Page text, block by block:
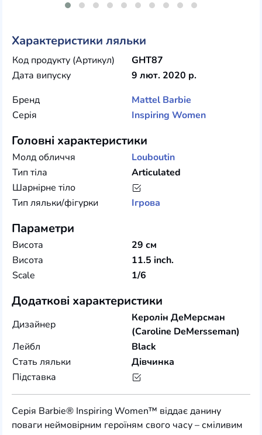
Характеристики ляльки
Код продукту (Артикул)
GHT87
Дата випуску
9 лют. 2020 р.
Бренд
Mattel Barbie
Серія
Inspiring Women
Головні характеристики
Молд обличчя
Louboutin
Тип тіла
Articulated
Шарнірне тіло
Тип ляльки/фігурки
Ігрова
Параметри
Висота
29 см
Висота
11.5 inch.
Scale
1/6
Додаткові характеристики
Дизайнер
Керолін ДеМерсман
(Caroline DeMersseman)
Лейбл
Black
Стать ляльки
Дівчинка
Підставка
Серія Barbie® Inspiring Women™ віддає данину
поваги неймовірним героїням свого часу – сміливим